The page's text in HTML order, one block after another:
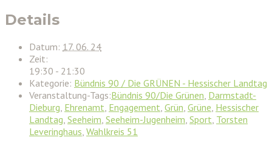
Details
Datum: 17. 06. 24
Zeit:
19:30 - 21:30
Kategorie: Bündnis 90 / Die GRÜNEN - Hessischer Landtag
Veranstaltung-Tags:Bündnis 90/Die Grünen, Darmstadt-
Dieburg, Ehrenamt, Engagement, Grün, Grüne, Hessischer
Landtag, Seeheim, Seeheim-Jugenheim, Sport, Torsten
Leveringhaus, Wahlkreis 51